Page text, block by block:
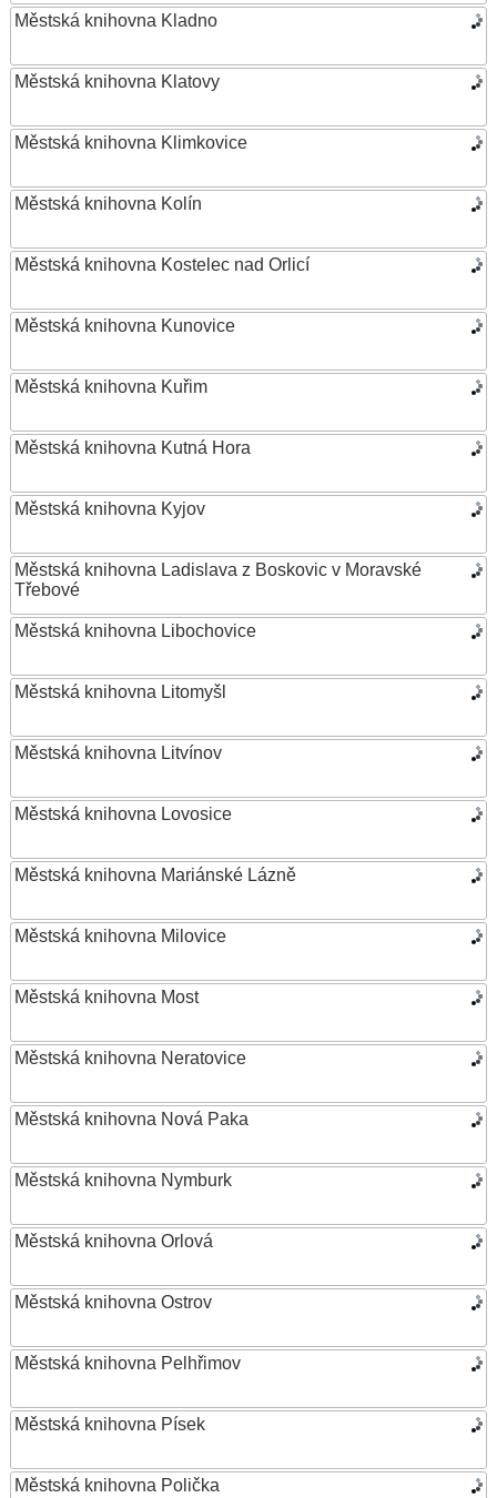
Městská knihovna Kladno
Městská knihovna Klatovy
Městská knihovna Klimkovice
Městská knihovna Kolín
Městská knihovna Kostelec nad Orlicí
Městská knihovna Kunovice
Městská knihovna Kuřim
Městská knihovna Kutná Hora
Městská knihovna Kyjov
Městská knihovna Ladislava z Boskovic v Moravské
Třebové
Městská knihovna Libochovice
Městská knihovna Litomyšl
Městská knihovna Litvínov
Městská knihovna Lovosice
Městská knihovna Mariánské Lázně
Městská knihovna Milovice
Městská knihovna Most
Městská knihovna Neratovice
Městská knihovna Nová Paka
Městská knihovna Nymburk
Městská knihovna Orlová
Městská knihovna Ostrov
Městská knihovna Pelhřimov
Městská knihovna Písek
Městská knihovna Polička